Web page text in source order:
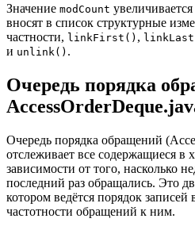
Значение modCount
вносят в список структурные
частности, linkFirst() ,
и unlink() .
Очередь порядка
Очередь порядка обращений
отслеживает все содержащиеся в
зависимости от того, насколько
последний раз обращались. Это
котором ведётся порядок
частотности обращений к ним.